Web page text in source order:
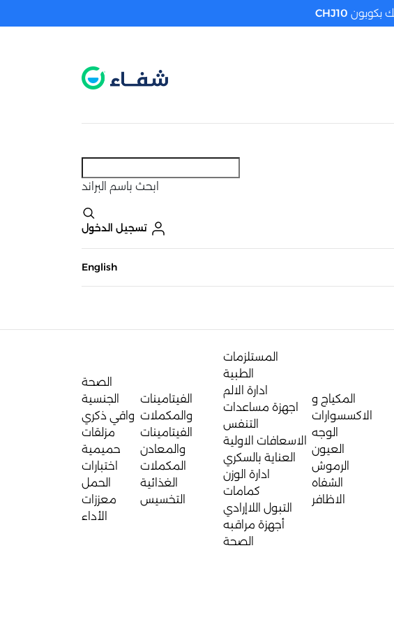
ابحث باسم البراند
تسجيل الدخول
English
المكياج و
الاكسسوارات
الوجه
العيون
الرموش
الشفاه
الاظافر
المستلزمات
الطبية
ادارة الالم
اجهزة مساعدات
التنفس
الاسعافات الاولية
العناية بالسكري
ادارة الوزن
كمامات
التبول اللاإرادي
أجهزة مراقبه
الصحة
الفيتامينات
والمكملات
الفيتامينات
والمعادن
المكملات
الغذائية
التخسيس
الصحة
الجنسية
واقي ذكري
مزلقات
حميمية
اختبارات
الحمل
معززات
الأداء
CHJ10